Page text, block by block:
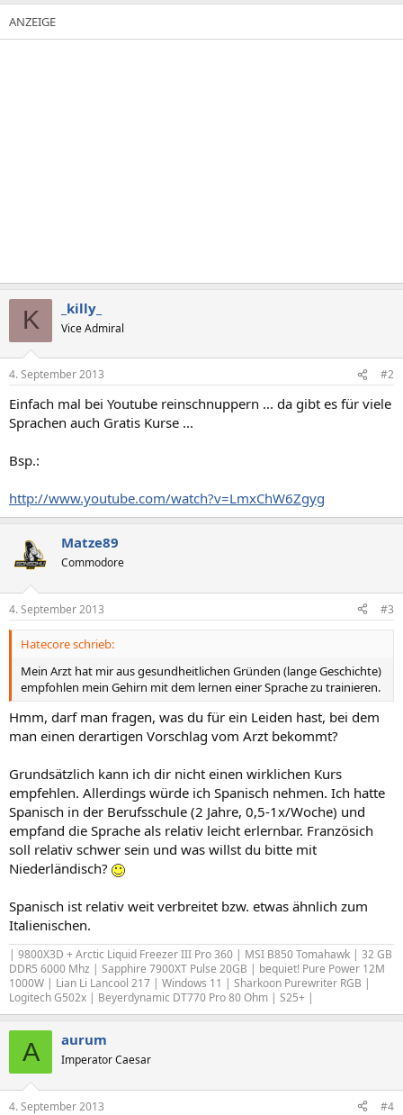
K _killy_
Vice Admiral
4. September 2013 #2
Einfach mal bei Youtube reinschnuppern ... da gibt es für viele
Sprachen auch Gratis Kurse ...
Bsp.:
http://www.youtube.com/watch?v=LmxChW6Zgyg
Matze89
Commodore
4. September 2013 #3
Hatecore schrieb:
Mein Arzt hat mir aus gesundheitlichen Gründen (lange Geschichte)
empfohlen mein Gehirn mit dem lernen einer Sprache zu trainieren.
Hmm, darf man fragen, was du für ein Leiden hast, bei dem
man einen derartigen Vorschlag vom Arzt bekommt?
Grundsätzlich kann ich dir nicht einen wirklichen Kurs
empfehlen. Allerdings würde ich Spanisch nehmen. Ich hatte
Spanisch in der Berufsschule (2 Jahre, 0,5-1x/Woche) und
empfand die Sprache als relativ leicht erlernbar. Französich
soll relativ schwer sein und was willst du bitte mit
Niederländisch?
Spanisch ist relativ weit verbreitet bzw. etwas ähnlich zum
Italienischen.
| 9800X3D + Arctic Liquid Freezer III Pro 360 | MSI B850 Tomahawk | 32 GB
DDR5 6000 Mhz | Sapphire 7900XT Pulse 20GB | bequiet! Pure Power 12M
1000W | Lian Li Lancool 217 | Windows 11 | Sharkoon Purewriter RGB |
Logitech G502x | Beyerdynamic DT770 Pro 80 Ohm | S25+ |
A aurum
Imperator Caesar
4. September 2013 #4